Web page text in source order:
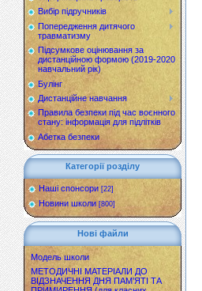
Вибір підручників
Попередження дитячого
травматизму
Підсумкове оцінювання за
дистанційною формою (2019-2020
навчальний рік)
Булінг
Дистанційне навчання
Правила безпеки під час воєнного
стану: інформація для підлітків
Абетка безпеки
Категорії розділу
Наші спонсори [22]
Новини школи [800]
Нові файли
Модель школи
МЕТОДИЧНІ МАТЕРІАЛИ ДО
ВІДЗНАЧЕННЯ ДНЯ ПАМ’ЯТІ ТА